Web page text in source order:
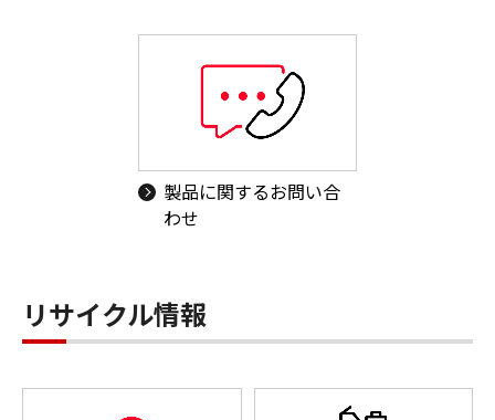
製品に関するお問い合
わせ
リサイクル情報